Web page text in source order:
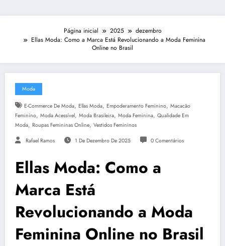
Página inicial 2025
dezembro
Ellas Moda: Como a Marca Está Revolucionando a Moda Feminina
Online no Brasil
Moda
E-Commerce De Moda, Ellas Moda, Empoderamento Feminino, Macacão
Feminino, Moda Acessível, Moda Brasileira, Moda Feminina, Qualidade Em
Moda, Roupas Femininas Online, Vestidos Femininos
Rafael Ramos 1 De Dezembro De 2025 0 Comentários
Ellas Moda: Como a
Marca Está
Revolucionando a Moda
Feminina Online no Brasil